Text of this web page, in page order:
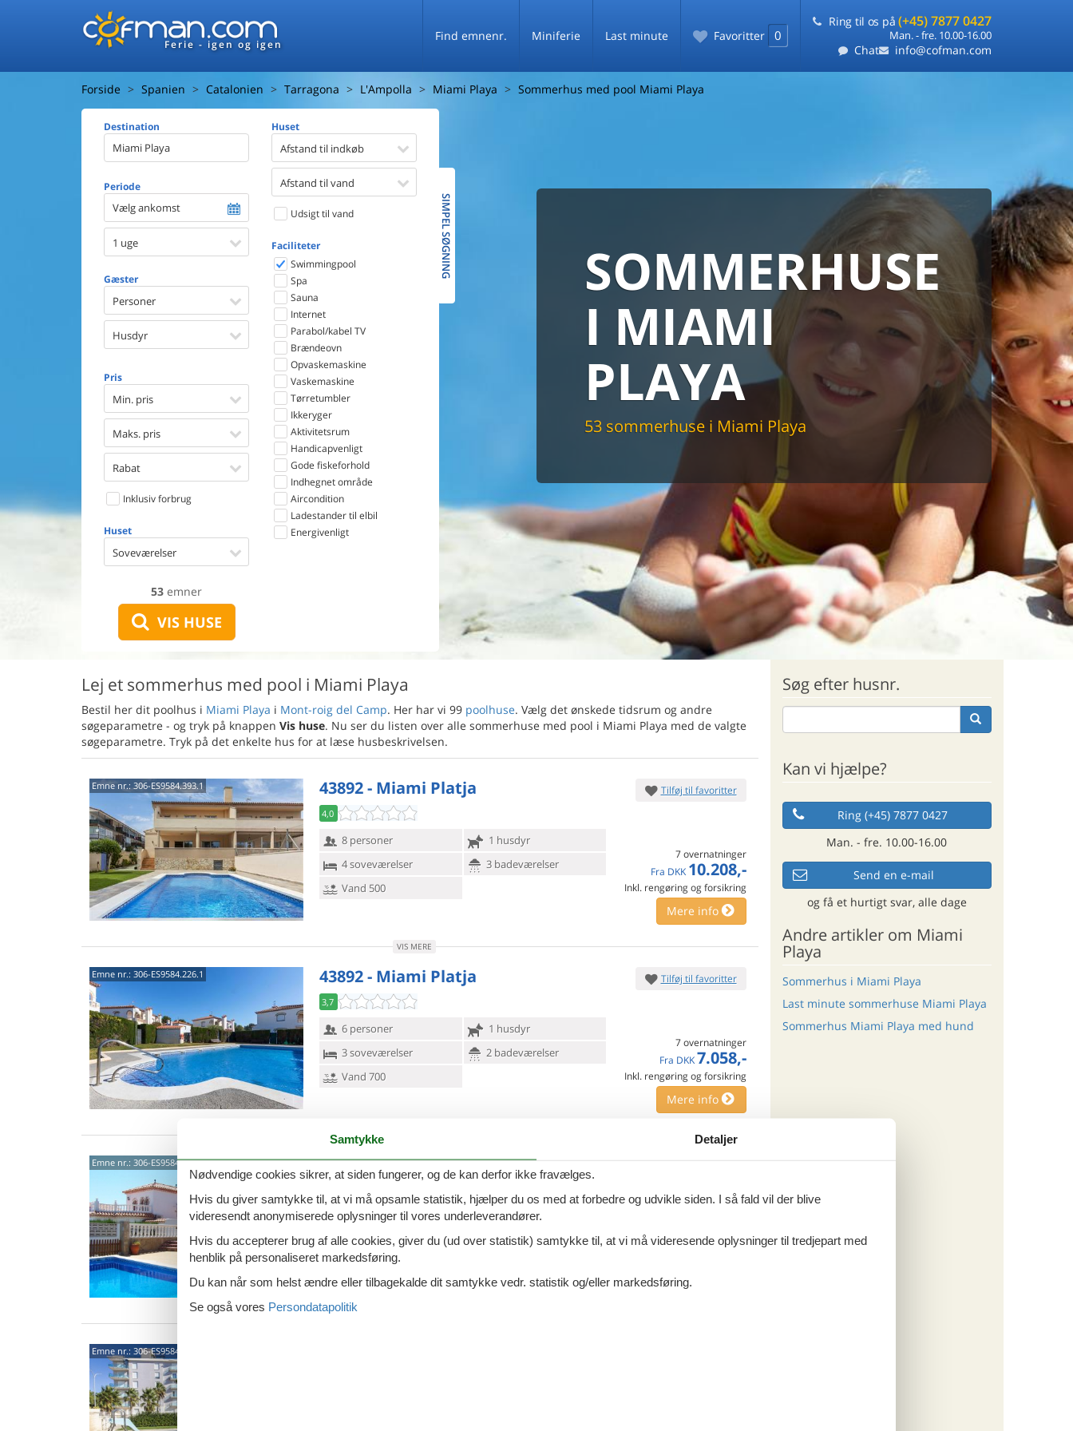
Ferie - igen og igen
Find emnenr. Miniferie Last minute Favoritter 0
Ring til os på (+45) 7877 0427
Man. - fre. 10.00-16.00
Chat info@cofman.com
Forside Spanien Catalonien Tarragona L'Ampolla Miami Playa Sommerhus med pool Miami Playa
Destination
Periode
Vælg ankomst
1 uge
Gæster
Personer
Husdyr
Pris
Min. pris
Maks. pris
Rabat
Inklusiv forbrug
Huset
Soveværelser
53 emner
VIS HUSE
Huset
Afstand til indkøb
Afstand til vand
Udsigt til vand
Faciliteter
Swimmingpool
Spa
Sauna
Internet
Parabol/kabel TV
Brændeovn
Opvaskemaskine
Vaskemaskine
Tørretumbler
Ikkeryger
Aktivitetsrum
Handicapvenligt
Gode fiskeforhold
Indhegnet område
Aircondition
Ladestander til elbil
Energivenligt
SIMPEL SØGNING
SOMMERHUSE
I MIAMI
PLAYA
53 sommerhuse i Miami Playa
SOMMERHUS
MED
PRISGARANTI
Du får altid dit sommerhus til markedets laveste
HELE DANMARKS
SOMMERHUSUDLEJNING
De fleste danske sommerhuse samlet på ét sted
Lej et sommerhus med pool i Miami Playa
Bestil her dit poolhus i Miami Playa i Mont-roig del Camp. Her har vi 99 poolhuse. Vælg det ønskede tidsrum og andre
søgeparametre - og tryk på knappen Vis huse. Nu ser du listen over alle sommerhuse med pool i Miami Playa med de valgte
søgeparametre. Tryk på det enkelte hus for at læse husbeskrivelsen.
Emne nr.:306-ES9584.393.1 43892 - Miami Platja
4,0
8 personer
1 husdyr
4 soveværelser
3 badeværelser
Vand 500
Tilføj til favoritter
7 overnatninger
Fra DKK 10.208,-
Inkl. rengøring og forsikring
Mere info
VIS MERE
Emne nr.: 306-ES9584.226.1 43892 - Miami Platja
3,7
6 personer
1 husdyr
3 soveværelser
2 badeværelser
Vand 700
Tilføj til favoritter
7 overnatninger
Fra DKK 7.058,-
Inkl. rengøring og forsikring
Mere info
Emne nr.: 306-ES9584.1101.1 43892 - Miami Platja
6 personer
2 husdyr
3 soveværelser
2 badeværelser
Vand 1000
Fra DKK9.818,-
Mere info
Emne nr.: 306-ES9584.496.2
Søg efter husnr.
Kan vi hjælpe?
Ring (+45) 7877 0427
Man. - fre. 10.00-16.00
Send en e-mail
og få et hurtigt svar, alle dage
Andre artikler om Miami
Playa
Sommerhus i Miami Playa
Last minute sommerhuse Miami Playa
Sommerhus Miami Playa med hund
Samtykke Detaljer
Nødvendige cookies sikrer, at siden fungerer, og de kan derfor ikke fravælges.
Hvis du giver samtykke til, at vi må opsamle statistik, hjælper du os med at forbedre og udvikle siden. I så fald vil der blive
videresendt anonymiserede oplysninger til vores underleverandører.
Hvis du accepterer brug af alle cookies, giver du (ud over statistik) samtykke til, at vi må videresende oplysninger til tredjepart med
henblik på personaliseret markedsføring.
Du kan når som helst ændre eller tilbagekalde dit samtykke vedr. statistik og/eller markedsføring.
Se også vores Persondatapolitik